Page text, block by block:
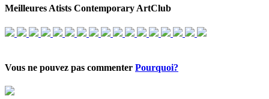
Meilleures Atists Contemporary ArtClub
Vous ne pouvez pas commenter Pourquoi?